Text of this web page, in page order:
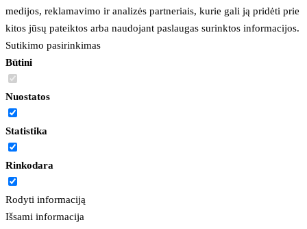
medijos, reklamavimo ir analizės partneriais, kurie gali ją pridėti prie
kitos jūsų pateiktos arba naudojant paslaugas surinktos informacijos.
Sutikimo pasirinkimas
Būtini
Nuostatos
Statistika
Rinkodara
Rodyti informaciją
Išsami informacija